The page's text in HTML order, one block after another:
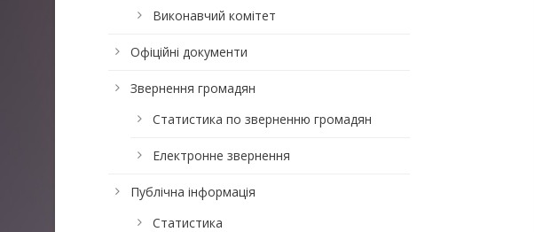
Виконавчий комітет
Офіційні документи
Звернення громадян
Статистика по зверненню громадян
Електронне звернення
Публічна інформація
Статистика